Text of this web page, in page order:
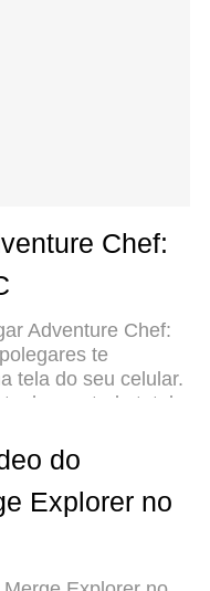
Chef:
Adventure Chef:
te
tela do seu celular.
controle total
está esperando.
Explorer no
sem mais
O novíssimo
do
Explorer no